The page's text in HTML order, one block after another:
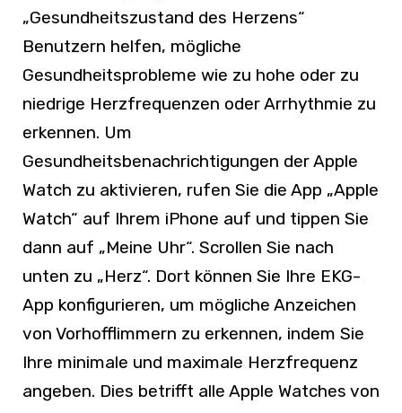
„Gesundheitszustand des Herzens“
Benutzern helfen, mögliche
Gesundheitsprobleme wie zu hohe oder zu
niedrige Herzfrequenzen oder Arrhythmie zu
erkennen. Um
Gesundheitsbenachrichtigungen der Apple
Watch zu aktivieren, rufen Sie die App „Apple
Watch“ auf Ihrem iPhone auf und tippen Sie
dann auf „Meine Uhr“. Scrollen Sie nach
unten zu „Herz“. Dort können Sie Ihre EKG-
App konfigurieren, um mögliche Anzeichen
von Vorhofflimmern zu erkennen, indem Sie
Ihre minimale und maximale Herzfrequenz
angeben. Dies betrifft alle Apple Watches von